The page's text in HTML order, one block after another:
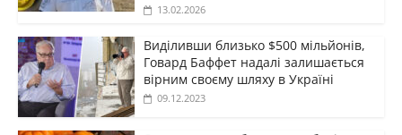
13.02.2026
Виділивши близько $500 мільйонів,
Говард Баффет надалі залишається
вірним своєму шляху в Україні
09.12.2023